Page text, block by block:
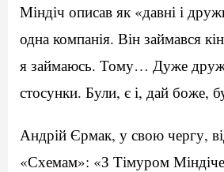
Міндіч описав як «давні і
одна компанія. Він займався
я займаюсь. Тому… Дуже
стосунки. Були, є і, дай боже,
Андрій Єрмак, у свою чергу,
«Схемам»: «З Тімуром